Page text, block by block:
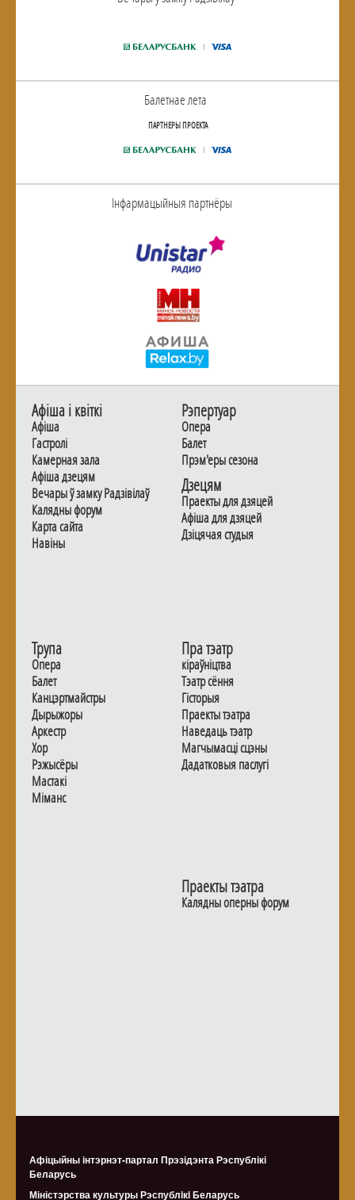
Балетнае лета
ПАРТНЕРЫ ПРОЕКТА
Інфармацыйныя партнёры
Афiша i квiткi
Афiша
Гастролi
Камерная зала
Афiша дзецям
Вечары ў замку Радзiвiлаў
Калядны форум
Карта сайта
Навiны
Рэпертуар
Опера
Балет
Прэм'еры сезона
Дзецям
Праекты для дзяцей
Афiша для дзяцей
Дзiцячая студыя
Трупа
Опера
Балет
Канцэртмайстры
Дырыжоры
Аркестр
Хор
Рэжысёры
Мастакі
Мiманс
Пра тэатр
кіраўніцтва
Тэатр сёння
Гiсторыя
Праекты тэатра
Наведаць тэатр
Магчымасцi сцэны
Дадаткoвыя паслугi
Праекты тэатра
Калядны оперны форум
Афіцыйны інтэрнэт-партал Прэзідэнта Рэспублікі
Беларусь
Міністэрства культуры Рэспублiкi Беларусь